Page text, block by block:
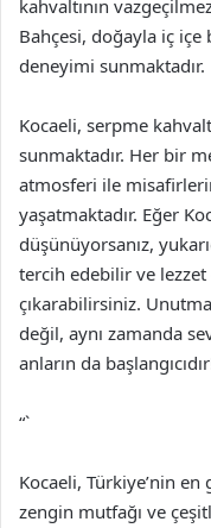
kahvaltının
Bahçesi, doğayla iç
deneyimi sunmaktadır.
Kocaeli, serpme
sunmaktadır. Her bir
atmosferi ile
yaşatmaktadır. Eğer
düşünüyorsanız,
tercih edebilir ve lezzet
çıkarabilirsiniz.
değil, aynı zamanda
anların da
“`
Kocaeli, Türkiye’nin
zengin mutfağı ve